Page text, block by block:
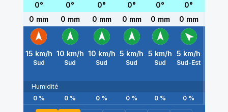
0° 0° 0° 0° 0° 0°
0 mm
0 mm 0 mm 0 mm 0 mm 0 mm
15 km/h
Sud
10 km/h
Sud
10 km/h
Sud
5 km/h
Sud
5 km/h
Sud
5 km/h
Sud-Est
Humidité
0% 0 % 0 % 0 % 0 % 0 %